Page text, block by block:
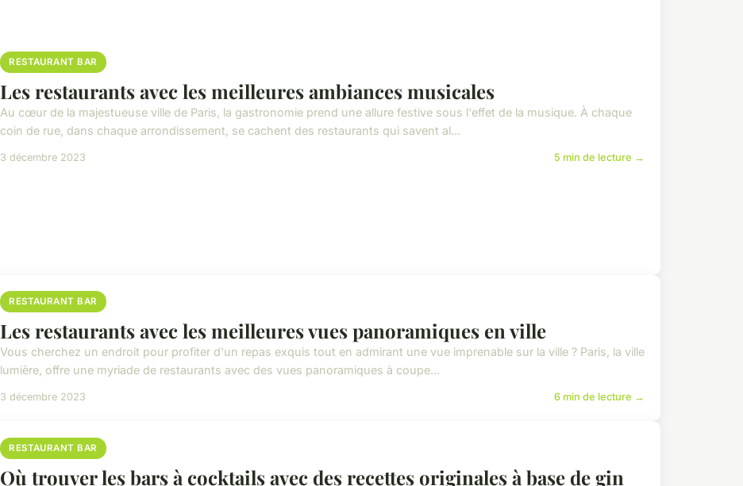
RESTAURANT BAR
Les restaurants avec les meilleures ambiances musicales
Au cœur de la majestueuse ville de Paris, la gastronomie prend une allure festive sous l'effet de la musique. À chaque
coin de rue, dans chaque arrondissement, se cachent des restaurants qui savent al...
3 décembre 2023 5 min de lecture →
RESTAURANT BAR
Les restaurants avec les meilleures vues panoramiques en ville
Vous cherchez un endroit pour profiter d'un repas exquis tout en admirant une vue imprenable sur la ville ? Paris, la ville
lumière, offre une myriade de restaurants avec des vues panoramiques à coupe...
3 décembre 2023 6 min de lecture →
RESTAURANT BAR
Où trouver les bars à cocktails avec des recettes originales à base de gin